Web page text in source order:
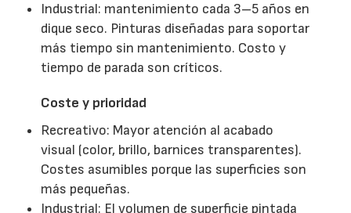
Industrial: mantenimiento cada 3–5 años en
dique seco. Pinturas diseñadas para soportar
más tiempo sin mantenimiento. Costo y
tiempo de parada son críticos.
Coste y prioridad
Recreativo: Mayor atención al acabado
visual (color, brillo, barnices transparentes).
Costes asumibles porque las superficies son
más pequeñas.
Industrial: El volumen de superficie pintada